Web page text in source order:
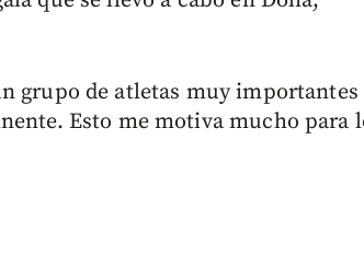
grupo de atletas muy importantes
Esto me motiva mucho para